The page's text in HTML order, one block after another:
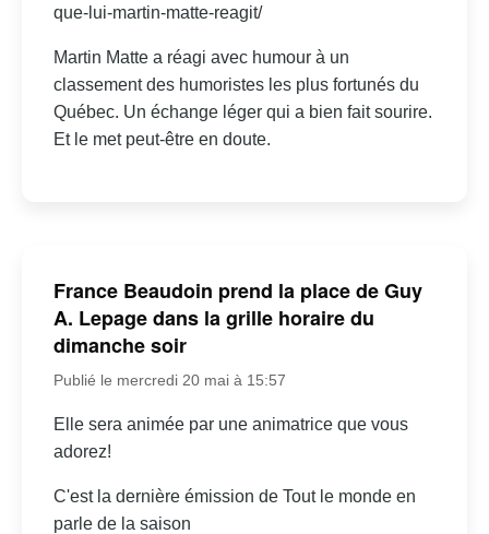
que-lui-martin-matte-reagit/
Martin Matte a réagi avec humour à un
classement des humoristes les plus fortunés du
Québec. Un échange léger qui a bien fait sourire.
Et le met peut-être en doute.
France Beaudoin prend la place de Guy
A. Lepage dans la grille horaire du
dimanche soir
Publié le mercredi 20 mai à 15:57
Elle sera animée par une animatrice que vous
adorez!
C'est la dernière émission de Tout le monde en
parle de la saison